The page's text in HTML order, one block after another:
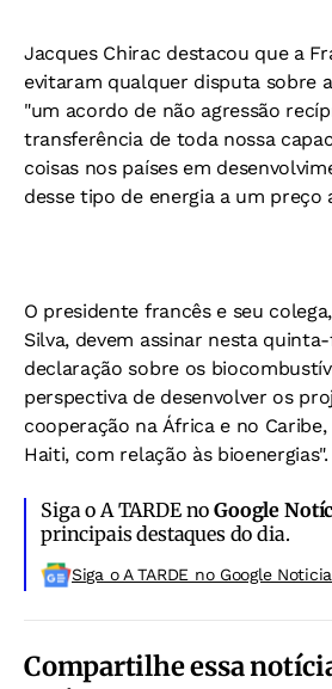
Jacques Chirac destacou que a
evitaram qualquer disputa sobre
"um acordo de não agressão
transferência de toda nossa
coisas nos países em
desse tipo de energia a um preço
O presidente francês e seu
Silva, devem assinar nesta
declaração sobre os
perspectiva de desenvolver os
cooperação na África e no
Haiti, com relação às bioenergias".
Siga o A TARDE noGoogle
principais destaques do dia.
Siga o A TARDE no Google
Compartilhe essa